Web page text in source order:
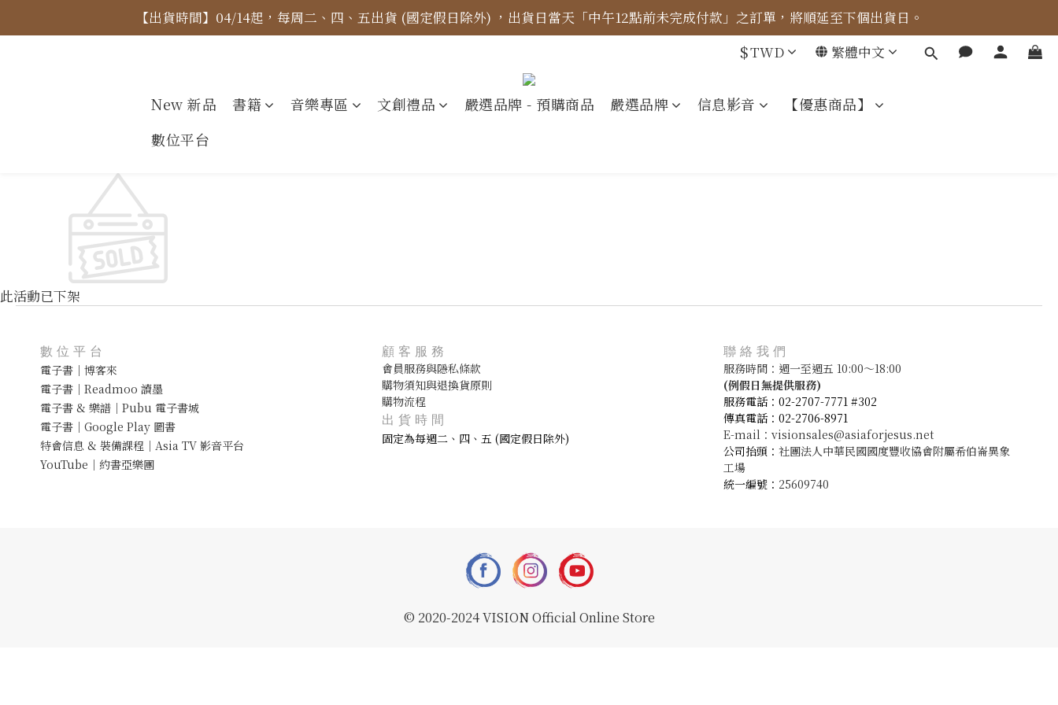
【價格標示更新】異象出版品-價格標示更新為原價，折扣一律購物車計算。
【出貨時間】04/14起，每周二、四、五出貨 (國定假日除外) ，出貨日當天「中午12點前未完成付款」之訂單，將順延至下個出貨日。
【價格標示更新】異象出版品-價格標示更新為原價，折扣一律購物車計算。
$TWD 繁體中文
New 新品 書籍 音樂專區 文創禮品 嚴選品牌 - 預購商品 嚴選品牌 信息影音
【優惠商品】
數位平台
此活動已下架
數位平台
電子書｜博客來
電子書｜Readmoo 讀墨
電子書 & 樂譜｜Pubu 電子書城
電子書｜Google Play 圖書
特會信息 & 裝備課程｜Asia TV 影音平台
YouTube｜約書亞樂團
顧客服務
會員服務與隱私條款
購物須知與退換貨原則
購物流程
出貨時間
固定為每週二、四、五 (國定假日除外)
聯絡我們
服務時間：週一至週五 10:00～18:00
(例假日無提供服務)
服務電話：02-2707-7771 #302
傳真電話：02-2706-8971
E-mail：visionsales@asiaforjesus.net
公司抬頭： 社團法人中華民國國度豐收協會附屬希伯崙異象
工場
統一編號： 25609740
© 2020-2024 VISION Official Online Store